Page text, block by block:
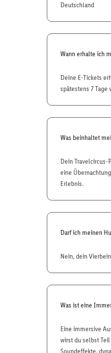
Deutschland
Wann erhalte ich
Deine E-Tickets
spätestens 7 Tage
Was beinhaltet
Dein Travelcircus-
eine
Erlebnis.
Darf ich meinen
Nein, dein
Was ist eine
Eine immersive
wirst du selbst
Soundeffekte,